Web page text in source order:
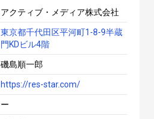
アクティブ・メディア株式会社
東京都千代田区平河町1-8-9半蔵
門KDビル4階
磯島順一郎
https://res-star.com/
ー